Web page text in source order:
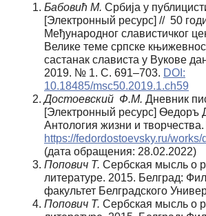
Бабовић М. Србија у
[Электронный ресурс] // 50
Међународног славистичког
Велике теме српске
састанaк слависта у Вукове
2019. № 1. С. 691–703. DOI:
10.18485/msc50.2019.1.ch59
Достоевский Ф.М. Дневник
[Электронный ресурс] Ѳедоръ
Антология жизни и
https://fedordostoevsky.ru/
(дата обращения: 28.02.2022)
Попович Т. Сербская мысль о
литературе. 2015. Белград:
факультет Белградского
Попович Т. Сербская мысль о